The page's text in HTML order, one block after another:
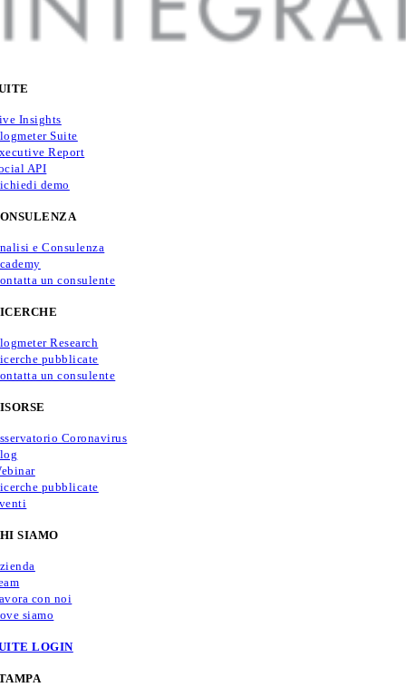
Insights
Suite
Report
API
demo
e Consulenza
un consulente
Research
pubblicate
un consulente
Coronavirus
pubblicate
SIAMO
con noi
siamo
LOGIN